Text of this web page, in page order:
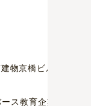
物京橋ビル2階
ス教育企業